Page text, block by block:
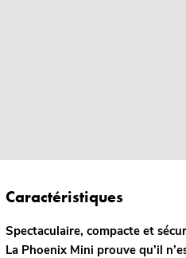
Caractéristiques
Spectaculaire, compacte et
La Phoenix Mini prouve qu’il